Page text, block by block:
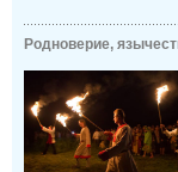
Родноверие,